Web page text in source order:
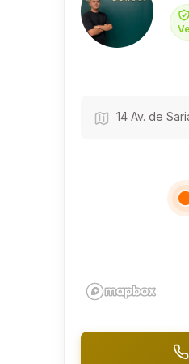
14 Av. de